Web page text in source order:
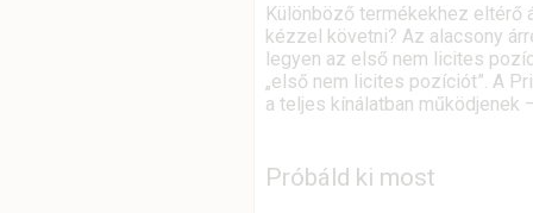
Különböző termékekhez eltérő
kézzel követni? Az alacsony
legyen az első nem licites
„első nem licites pozíciót”. A
a teljes kínálatban működjenek
Próbáld ki most